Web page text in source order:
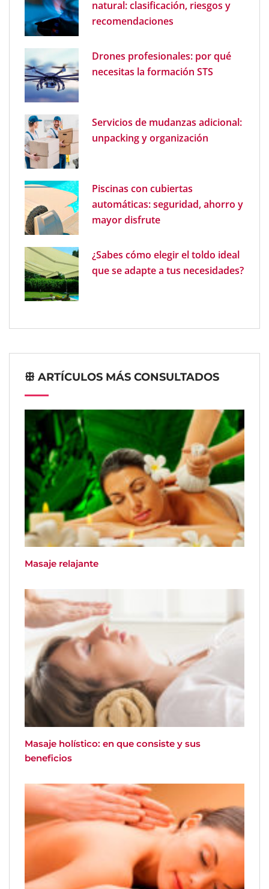
natural: clasificación, riesgos y
recomendaciones
Drones profesionales: por qué
necesitas la formación STS
Servicios de mudanzas adicional:
unpacking y organización
Piscinas con cubiertas
automáticas: seguridad, ahorro y
mayor disfrute
¿Sabes cómo elegir el toldo ideal
que se adapte a tus necesidades?
ꕥ ARTÍCULOS MÁS CONSULTADOS
Masaje relajante
Masaje holístico: en que consiste y sus
beneficios